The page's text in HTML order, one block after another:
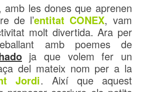
amb les dones que aprenen
de l’entitat CONEX, vam
molt divertida. Ara per
amb poemes de
ja que volem fer un
del mateix nom per a la
Jordi. Així que aquest